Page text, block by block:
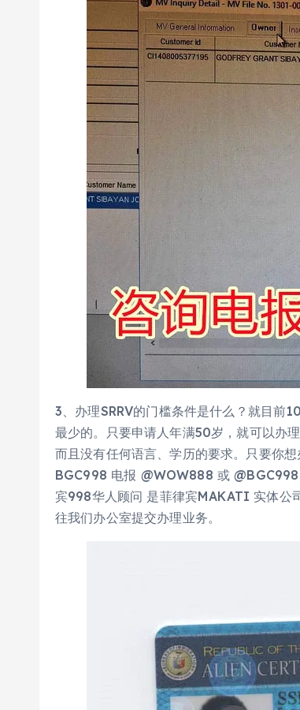
3、办理SRRV的门槛条件是什么？就目前
最少的。只要申请人年满50岁，就可以办
而且没有任何语言、学历的要求。只要你
BGC998 电报 @WOW888 或
宾998华人顾问 是菲律宾MAKATI 实体公
往我们办公室提交办理业务。